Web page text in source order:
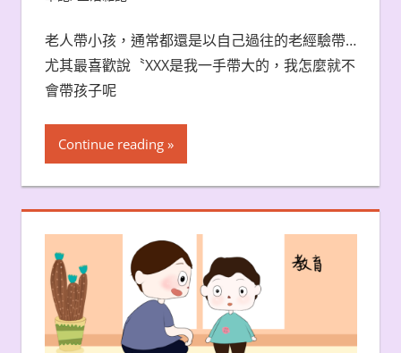
老人帶小孩，通常都還是以自己過往的老經驗帶…
尤其最喜歡說〝XXX是我一手帶大的，我怎麼就不
會帶孩子呢
Continue reading